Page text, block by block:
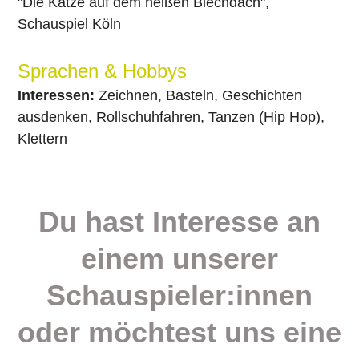
Schauspiel Köln
Sprachen & Hobbys
Interessen: Zeichnen, Basteln, Geschichten
ausdenken, Rollschuhfahren, Tanzen (Hip Hop),
Klettern
Du hast Interesse an
einem unserer
Schauspieler:innen
oder möchtest uns eine